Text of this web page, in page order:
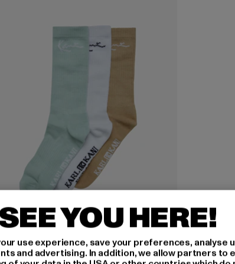
YOU HERE!
use experience, save your preferences, analyse
and advertising. In addition, we allow partners to